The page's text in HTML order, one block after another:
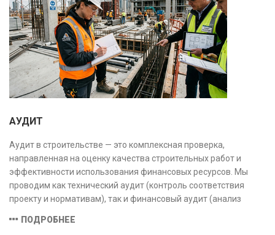
АУДИТ
Аудит в строительстве — это комплексная проверка,
направленная на оценку качества строительных работ и
эффективности использования финансовых ресурсов. Мы
проводим как технический аудит (контроль соответствия
проекту и нормативам), так и финансовый аудит (анализ
безопасность и экономическую обоснованность проекта.
ПОДРОБНЕЕ